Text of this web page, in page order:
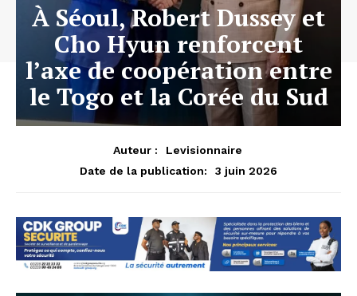
À Séoul, Robert Dussey et
Cho Hyun renforcent
l’axe de coopération entre
le Togo et la Corée du Sud
Auteur :
Levisionnaire
Date de la publication:
3 juin 2026